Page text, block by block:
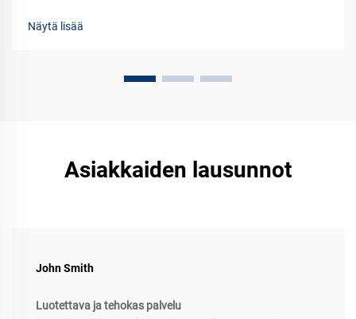
Näytä lisää
Asiakkaiden lausunnot
John Smith
Luotettava ja tehokas palvelu